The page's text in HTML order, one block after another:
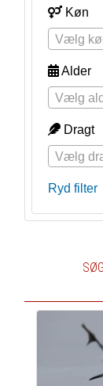
Køn
Vælg
Alder
Vælg
Dragt
Vælg
Ryd filter